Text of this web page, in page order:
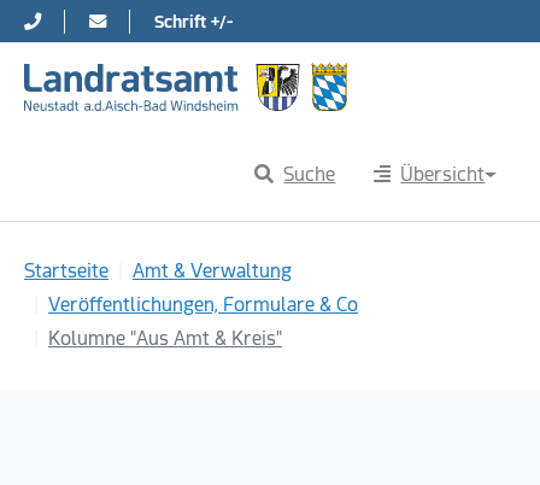
Direkt zur Hauptnavigation springen
Direkt zum Inhalt springen
Schrift +/-
Suche Übersicht
Startseite
Amt & Verwaltung
Veröffentlichungen, Formulare & Co
Kolumne "Aus Amt & Kreis"